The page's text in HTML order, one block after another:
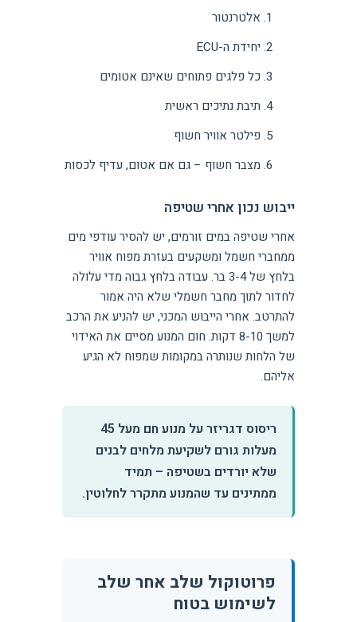
אלטרנטור
יחידת ה-ECU
כל פלגים פתוחים שאינם אטומים
תיבת נתיכים ראשית
פילטר אוויר חשוף
מצבר חשוף – גם אם אטום, עדיף לכסות
ייבוש נכון אחרי שטיפה
אחרי שטיפה במים זורמים, יש להסיר עודפי מים
ממחברי חשמל ומשקעים בעזרת מפוח אוויר
בלחץ של 3-4 בר. עבודה בלחץ גבוה מדי עלולה
לחדור לתוך מחבר חשמלי שלא היה אמור
להתרטב. אחרי הייבוש המכני, יש להניע את הרכב
למשך 8-10 דקות. חום המנוע מסיים את האידוי
של הלחות שנותרה במקומות שמפוח לא הגיע
אליהם.
ריסוס דגריזר על מנוע חם מעל 45
מעלות גורם לשקיעת מלחים לבנים
שלא יורדים בשטיפה – תמיד
ממתינים עד שהמנוע מתקרר לחלוטין.
פרוטוקול שלב אחר שלב
לשימוש בטוח